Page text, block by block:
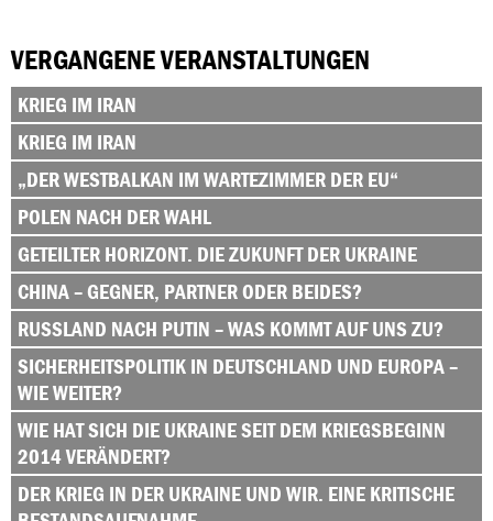
VERGANGENE VERANSTALTUNGEN
KRIEG IM IRAN
KRIEG IM IRAN
„DER WESTBALKAN IM WARTEZIMMER DER EU“
POLEN NACH DER WAHL
GETEILTER HORIZONT. DIE ZUKUNFT DER UKRAINE
CHINA – GEGNER, PARTNER ODER BEIDES?
RUSSLAND NACH PUTIN – WAS KOMMT AUF UNS ZU?
SICHERHEITSPOLITIK IN DEUTSCHLAND UND EUROPA –
WIE WEITER?
WIE HAT SICH DIE UKRAINE SEIT DEM KRIEGSBEGINN
2014 VERÄNDERT?
DER KRIEG IN DER UKRAINE UND WIR. EINE KRITISCHE